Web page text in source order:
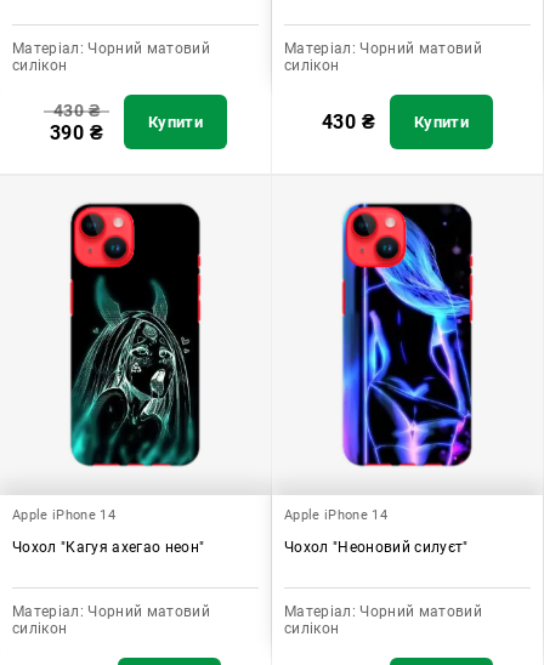
Матеріал: Чорний матовий
силікон
430₴
390 ₴ Купити
Матеріал: Чорний матовий
силікон
430 ₴ Купити
Apple iPhone 14
Чохол "Кагуя ахегао неон"
Матеріал: Чорний матовий
силікон
Apple iPhone 14
Чохол "Неоновий силуєт"
Матеріал: Чорний матовий
силікон